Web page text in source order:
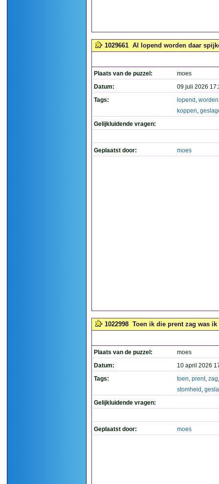
1029661 Al lopend worden daar
Plaats van de puzzel:
moes
Datum:
09 juli 2026
Tags:
lopend , worden
koppen,
Gelijkluidende vragen:
Geplaatst door: moes
1022998 Toen ik die prent zag was
Plaats van de puzzel:
moes
Datum:
10 april 2026
Tags:
toen, prent, zag
stomheid ,
Gelijkluidende vragen:
Geplaatst door: moes